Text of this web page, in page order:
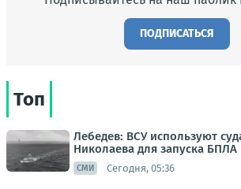
ПОДПИСАТЬСЯ
Топ
Лебедев: ВСУ используют
Николаева для запуска БПЛА
СМИ Сегодня, 05:36